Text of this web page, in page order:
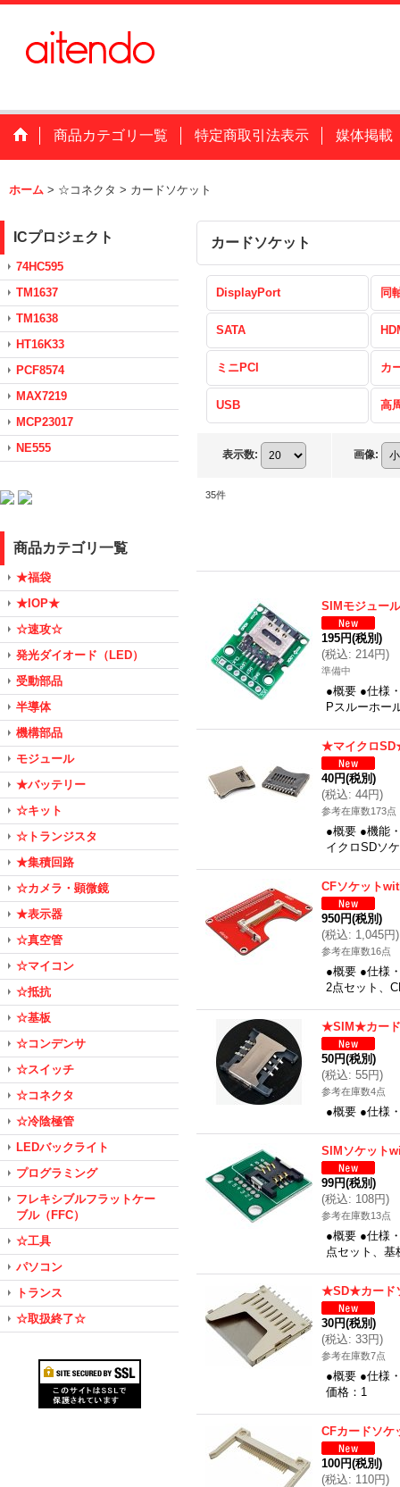
商品カテゴリ一覧 特定商取引法表示 媒体掲載
ホーム > ☆コネクタ > カードソケット
ICプロジェクト
74HC595
TM1637
TM1638
HT16K33
PCF8574
MAX7219
MCP23017
NE555
商品カテゴリ一覧
★福袋
★IOP★
☆速攻☆
発光ダイオード（LED）
受動部品
半導体
機構部品
モジュール
★バッテリー
☆キット
☆トランジスタ
★集積回路
☆カメラ・顕微鏡
★表示器
☆真空管
☆マイコン
☆抵抗
☆基板
☆コンデンサ
☆スイッチ
☆コネクタ
☆冷陰極管
LEDバックライト
プログラミング
フレキシブルフラットケー
ブル（FFC）
☆工具
パソコン
トランス
☆取扱終了☆
カードソケット
DisplayPort 同
SATA
ミニPCI カ
USB 高
表示数: 画像:
35件
SIMモジュール
195円(税別)
(税込: 214円)
準備中
●概要 ●仕様
Pスルーホー
★マイクロ
40円(税別)
(税込: 44円)
参考在庫数173点
●概要 ●機能
イクロSDソ
CFソケット
950円(税別)
(税込: 1,045円)
参考在庫数16点
●概要 ●仕様
2点セット、
★SIM★カード
50円(税別)
(税込: 55円)
参考在庫数4点
●概要 ●仕様
SIMソケット
99円(税別)
(税込: 108円)
参考在庫数13点
●概要 ●仕様
点セット、
★SD★カード
30円(税別)
(税込: 33円)
参考在庫数7点
●概要 ●仕様
価格：1
CFカードソケ
100円(税別)
(税込: 110円)